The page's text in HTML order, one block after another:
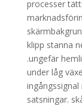
processer
klipp stanna
.ungefär
under låg
satsningar.